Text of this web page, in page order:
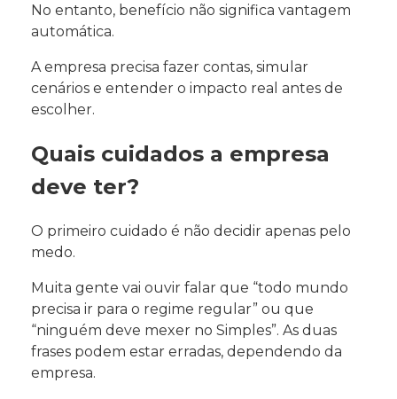
No entanto, benefício não significa vantagem
automática.
A empresa precisa fazer contas, simular
cenários e entender o impacto real antes de
escolher.
Quais cuidados a empresa
deve ter?
O primeiro cuidado é não decidir apenas pelo
medo.
Muita gente vai ouvir falar que “todo mundo
precisa ir para o regime regular” ou que
“ninguém deve mexer no Simples”. As duas
frases podem estar erradas, dependendo da
empresa.